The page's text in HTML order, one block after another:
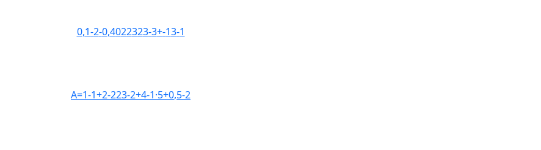
0,1-2-0,4022323-3+-13-1
A=1-1+2-223-2+4-1·5+0,5-2